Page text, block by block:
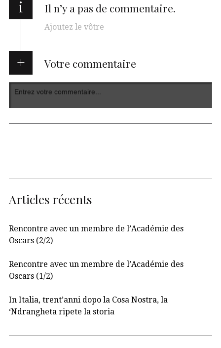
i Il n’y a pas de commentaire.
Ajoutez le vôtre
Votre commentaire
Articles récents
Rencontre avec un membre de l’Académie des
Oscars (2/2)
Rencontre avec un membre de l’Académie des
Oscars (1/2)
In Italia, trent’anni dopo la Cosa Nostra, la
‘Ndrangheta ripete la storia